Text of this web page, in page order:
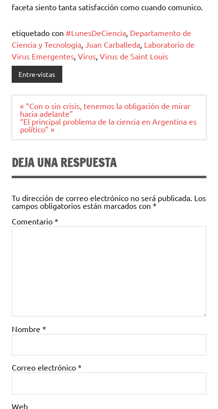
faceta siento tanta satisfacción como cuando comunico.
etiquetado con #LunesDeCiencia Departamento de
Ciencia y Tecnología
Juan Carballeda Laboratorio de
Virus Emergentes Virus Virus de Saint Louis
Entre-vistas
Navegación
de
entradas
« “Con o sin crisis, tenemos la obligación de mirar
hacia adelante”
“El principal problema de la ciencia en Argentina es
político” »
DEJA UNA RESPUESTA
Tu dirección de correo electrónico no será publicada. Los
campos obligatorios están marcados con *
Comentario *
Nombre *
Correo electrónico *
Web